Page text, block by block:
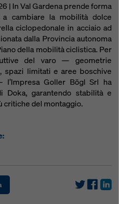
| In Val Gardena prende forma
a cambiare la mobilità dolce
ciclopedonale in acciaio ad
dalla Provincia autonoma
della mobilità ciclistica. Per
del varo — geometrie
spazi limitati e aree boschive
Goller Bögl Srl ha
garantendo stabilità e
critiche del montaggio.